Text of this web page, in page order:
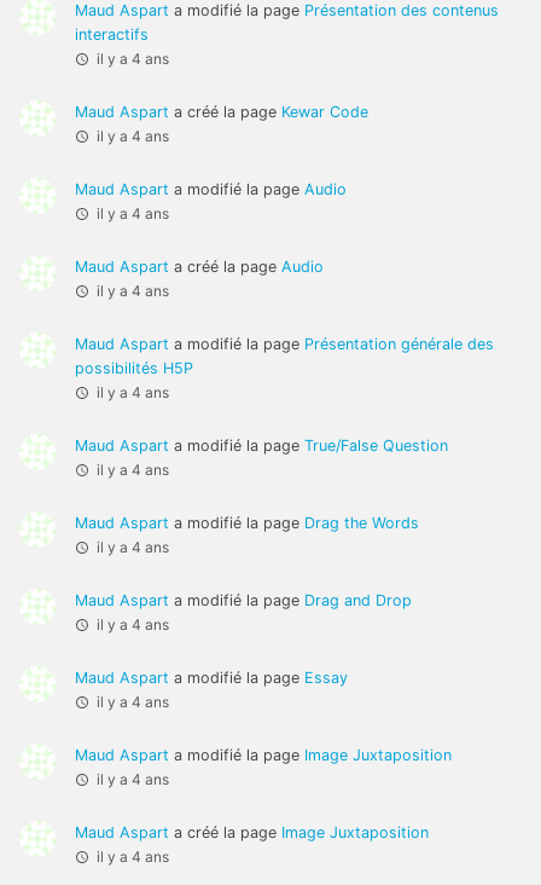
Maud Aspart a modifié la page Présentation des contenus
interactifs
il y a 4 ans
Maud Aspart a créé la page Kewar Code
il y a 4 ans
Maud Aspart a modifié la page Audio
il y a 4 ans
Maud Aspart a créé la page Audio
il y a 4 ans
Maud Aspart a modifié la page Présentation générale des
possibilités H5P
il y a 4 ans
Maud Aspart a modifié la page True/False Question
il y a 4 ans
Maud Aspart a modifié la page Drag the Words
il y a 4 ans
Maud Aspart a modifié la page Drag and Drop
il y a 4 ans
Maud Aspart a modifié la page Essay
il y a 4 ans
Maud Aspart a modifié la page Image Juxtaposition
il y a 4 ans
Maud Aspart a créé la page Image Juxtaposition
il y a 4 ans